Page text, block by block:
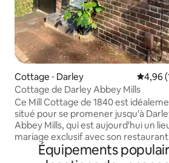
Cottage ⋅ Darley
4,96
Cottage de Darley Abbey Mills
Ce Mill Cottage de 1840 est
situé pour se promener jusqu'à
Abbey Mills, qui est aujourd'hui un
mariage exclusif avec son restaurant
étoilé au Michelin, ses bars à vin et
tapas espagnoles. Situé sur les rives
Équipements